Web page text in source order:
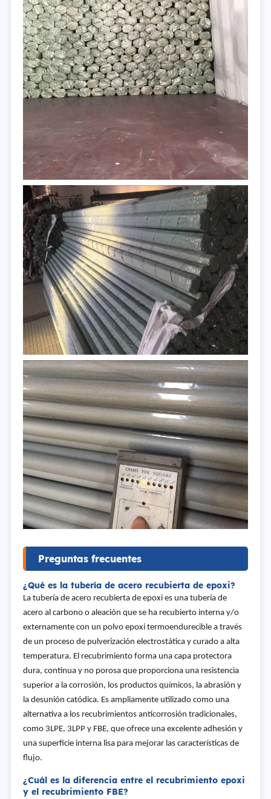
Preguntas frecuentes
¿Qué es la tubería de acero recubierta de epoxi?
La tubería de acero recubierta de epoxi es una tubería de
acero al carbono o aleación que se ha recubierto interna y/o
externamente con un polvo epoxi termoendurecible a través
de un proceso de pulverización electrostática y curado a alta
temperatura. El recubrimiento forma una capa protectora
dura, continua y no porosa que proporciona una resistencia
superior a la corrosión, los productos químicos, la abrasión y
la desunión catódica. Es ampliamente utilizado como una
alternativa a los recubrimientos anticorrosión tradicionales,
como 3LPE, 3LPP y FBE, que ofrece una excelente adhesión y
una superficie interna lisa para mejorar las características de
flujo.
¿Cuál es la diferencia entre el recubrimiento epoxi
y el recubrimiento FBE?